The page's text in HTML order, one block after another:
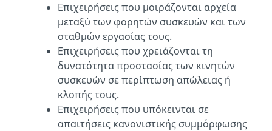
Επιχειρήσεις που μοιράζονται αρχεία
μεταξύ των φορητών συσκευών και των
σταθμών εργασίας τους.
Επιχειρήσεις που χρειάζονται τη
δυνατότητα προστασίας των κινητών
συσκευών σε περίπτωση απώλειας ή
κλοπής τους.
Επιχειρήσεις που υπόκεινται σε
απαιτήσεις κανονιστικής συμμόρφωσης